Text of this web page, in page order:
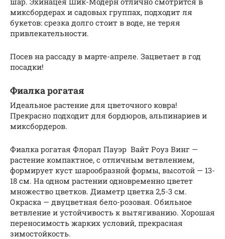
миксбордерах и садовых группах, подходит ля
букетов: срезка долго стоит в воде, не теряя
привлекательности.
Посев на рассаду в марте-апреле. Зацветает в год
посадки!
Фиалка рогатая
Идеальное растение для цветочного ковра!
Прекрасно подходит для бордюров, альпинариев и
миксбордеров.
Фиалка рогатая Флорал Пауэр Вайт Роуз Винг —
растение компактное, с отличным ветвлением,
формирует куст шарообразной формы, высотой — 13-
18 см. На одном растении одновременно цветет
множество цветков. Диаметр цветка 2,5-3 см.
Окраска — двуцветная бело-розовая. Обильное
ветвление и устойчивость к вытягиванию. Хорошая
переносимость жарких условий, прекрасная
зимостойкость.